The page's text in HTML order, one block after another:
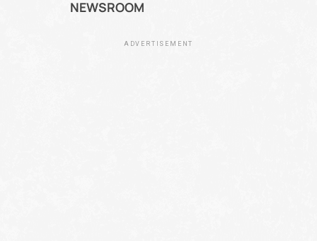
NEWSROOM
ADVERTISEMENT